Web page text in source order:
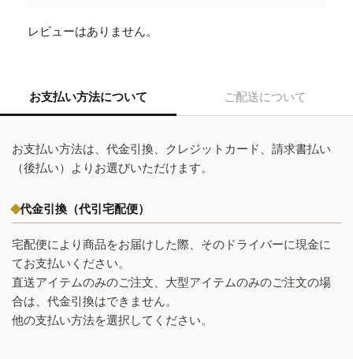
レビューはありません。
お支払い方法について ご配送について
お支払い方法は、代金引換、クレジットカード、請求書払い
（後払い）よりお選びいただけます。
代金引換（代引宅配便）
宅配便により商品をお届けした際、そのドライバーに現金に
てお支払いください。
直送アイテムのみのご注文、大型アイテムのみのご注文の場
合は、代金引換はできません。
他の支払い方法を選択してください。